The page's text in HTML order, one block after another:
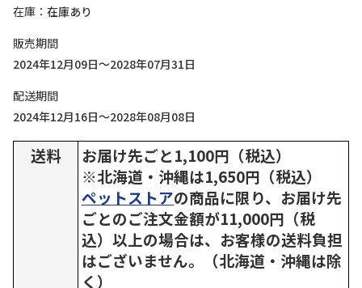
在庫
在庫あり
販売期間
2024年12月09日～2028年07月31日
配送期間
2024年12月16日～2028年08月08日
送料
お届け先ごと1,100円（税込）
※北海道・沖縄は1,650円（税込）
ペットストアの商品に限り、お届け先
ごとのご注文金額が11,000円（税
込）以上の場合は、お客様の送料負担
はございません。（北海道・沖縄は除
く）